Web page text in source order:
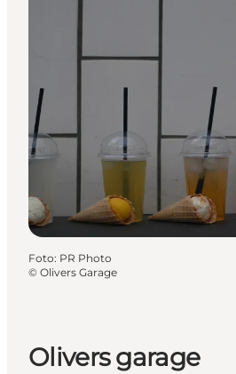
Foto: PR Photo
© Olivers Garage
Olivers garage